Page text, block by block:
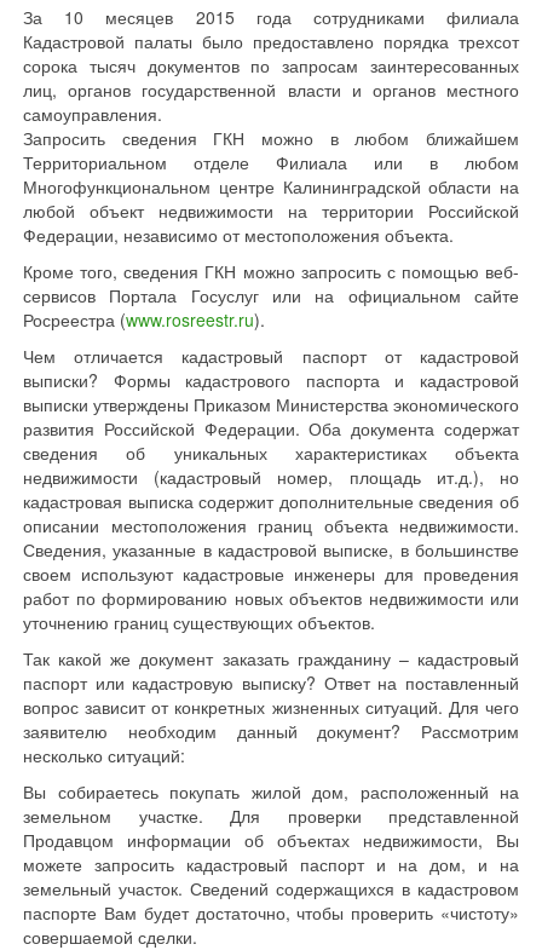
За 10 месяцев 2015 года сотрудниками филиала
Кадастровой палаты было предоставлено порядка трехсот
сорока тысяч документов по запросам заинтересованных
лиц, органов государственной власти и органов местного
самоуправления.
Запросить сведения ГКН можно в любом ближайшем
Территориальном отделе Филиала или в любом
Многофункциональном центре Калининградской области на
любой объект недвижимости на территории Российской
Федерации, независимо от местоположения объекта.
Кроме того, сведения ГКН можно запросить с помощью веб-
сервисов Портала Госуслуг или на официальном сайте
Росреестра (www.rosreestr.ru).
Чем отличается кадастровый паспорт от кадастровой
выписки? Формы кадастрового паспорта и кадастровой
выписки утверждены Приказом Министерства экономического
развития Российской Федерации. Оба документа содержат
сведения об уникальных характеристиках объекта
недвижимости (кадастровый номер, площадь ит.д.), но
кадастровая выписка содержит дополнительные сведения об
описании местоположения границ объекта недвижимости.
Сведения, указанные в кадастровой выписке, в большинстве
своем используют кадастровые инженеры для проведения
работ по формированию новых объектов недвижимости или
уточнению границ существующих объектов.
Так какой же документ заказать гражданину – кадастровый
паспорт или кадастровую выписку? Ответ на поставленный
вопрос зависит от конкретных жизненных ситуаций. Для чего
заявителю необходим данный документ? Рассмотрим
несколько ситуаций:
Вы собираетесь покупать жилой дом, расположенный на
земельном участке. Для проверки представленной
Продавцом информации об объектах недвижимости, Вы
можете запросить кадастровый паспорт и на дом, и на
земельный участок. Сведений содержащихся в кадастровом
паспорте Вам будет достаточно, чтобы проверить «чистоту»
совершаемой сделки.